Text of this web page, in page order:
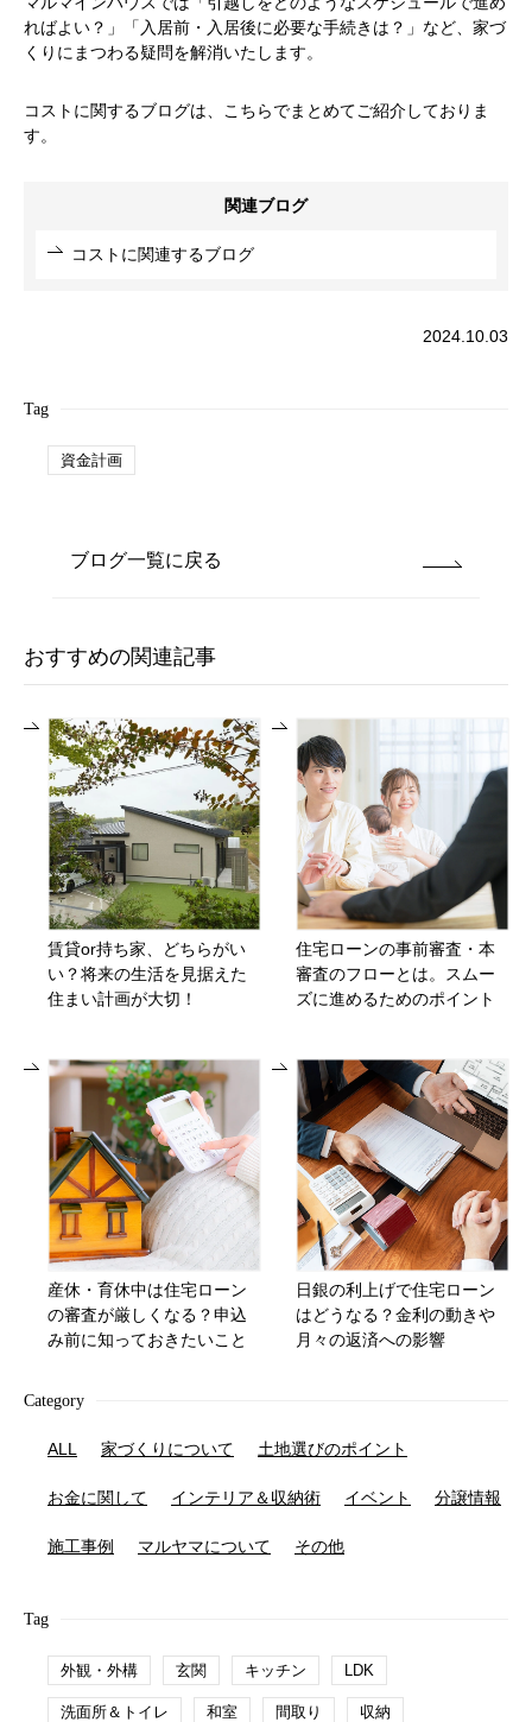
ればよい？」「入居前・入居後に必要な手続きは？」など、家づ
くりにまつわる疑問を解消いたします。
コストに関するブログは、こちらでまとめてご紹介しておりま
す。
関連ブログ
コストに関連するブログ
2024.10.03
Tag
資金計画
ブログ一覧に戻る
おすすめの関連記事
賃貸or持ち家、どちらがい
い？将来の生活を見据えた
住まい計画が大切！
住宅ローンの事前審査・本
審査のフローとは。スムー
ズに進めるためのポイント
産休・育休中は住宅ローン
の審査が厳しくなる？申込
み前に知っておきたいこと
日銀の利上げで住宅ローン
はどうなる？金利の動きや
月々の返済への影響
Category
ALL 家づくりについて 土地選びのポイント
お金に関して インテリア＆収納術 イベント 分譲情報
施工事例 マルヤマについて その他
Tag
外観・外構 玄関 キッチン LDK
洗面所＆トイレ 和室 間取り 収納